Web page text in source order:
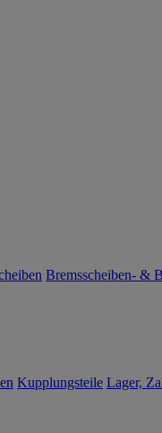
Bremsscheiben- &
Kupplungsteile Lager,